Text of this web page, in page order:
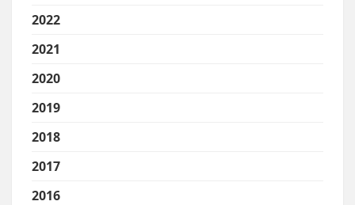
2022
2021
2020
2019
2018
2017
2016